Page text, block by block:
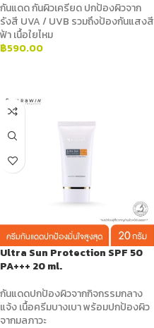
กันแดด กันผิวเครียด ปกป้องผิวจาก
รังสี UVA / UVB รวมถึงป้องกันแสงสี
ฟ้า เนื้อใยไหม
฿590.00
Ultra Sun Protection SPF 50
PA+++ 20 ml.
กันแดดปกป้องผิวจากกิจกรรมกลาง
แจ้ง เนื้อครีมบางเบา พร้อมปกป้องผิว
จากมลภาวะ